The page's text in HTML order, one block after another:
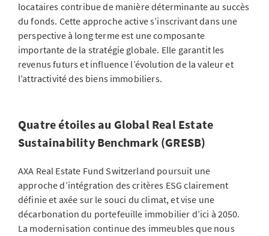
locataires contribue de manière déterminante au succès
du fonds. Cette approche active s’inscrivant dans une
perspective à long terme est une composante
importante de la stratégie globale. Elle garantit les
revenus futurs et influence l’évolution de la valeur et
l’attractivité des biens immobiliers.
Quatre étoiles au Global Real Estate
Sustainability Benchmark (GRESB)
AXA Real Estate Fund Switzerland poursuit une
approche d’intégration des critères ESG clairement
définie et axée sur le souci du climat, et vise une
décarbonation du portefeuille immobilier d’ici à 2050.
La modernisation continue des immeubles que nous